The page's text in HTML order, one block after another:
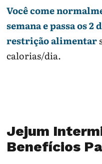
Você come
semana e passa os
restrição alimentar
calorias/dia.
Jejum
Benefícios